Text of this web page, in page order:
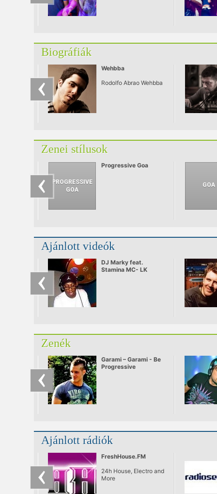
és barátságos 50
Visinquest
Troxler, Ryan Crosson,
Biográfiák
Wehbba
Rodolfo Abrao Wehbba
Zenei stílusok
Progressive Goa
Ajánlott videók
DJ Marky feat.
Stamina MC- LK
Zenék
Garami – Garami - Be
Progressive
Ajánlott rádiók
FreshHouse.FM
24h House, Electro and
More